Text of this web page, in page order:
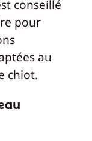
conseillé
pour
au
chiot.